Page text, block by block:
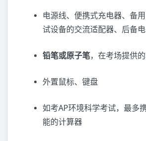
电源线、便携式充电器、备
试设备的交流适配器、后备
铅笔或原子笔，在考场提供
外置鼠标、键盘
如考AP环境科学考试，最多
能的计算器